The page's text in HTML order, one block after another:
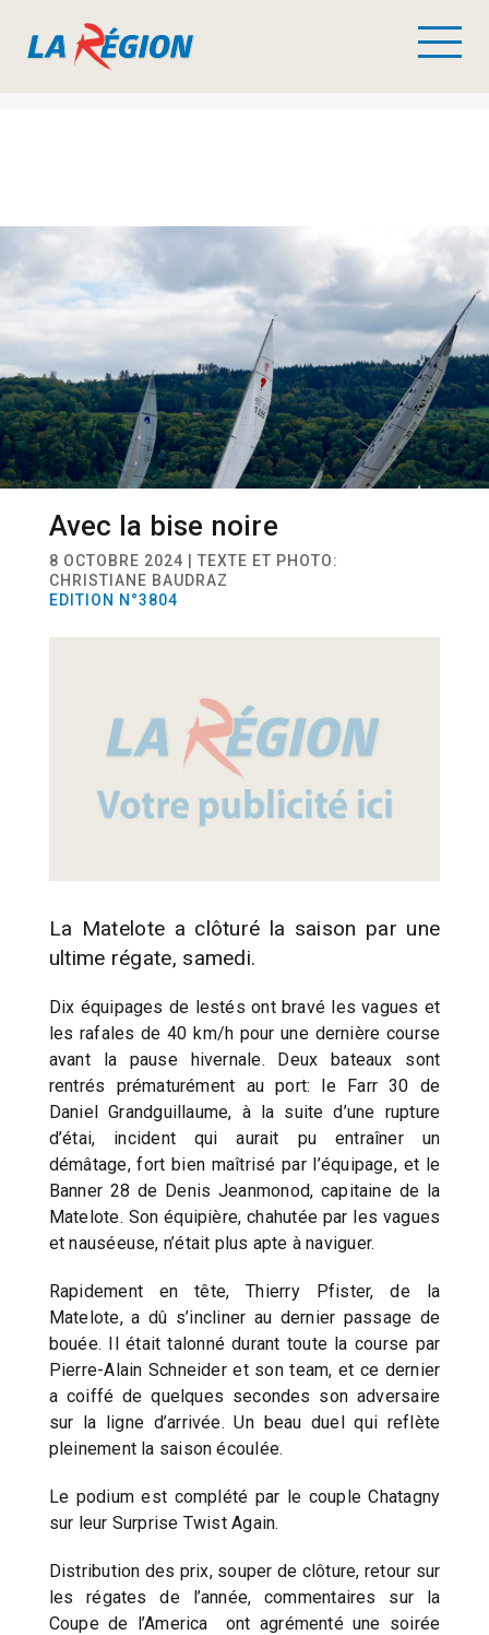
Avec la bise noire
8 OCTOBRE 2024 | TEXTE ET PHOTO:
CHRISTIANE BAUDRAZ
EDITION N°3804
La Matelote a clôturé la saison par une
ultime régate, samedi.
Dix équipages de lestés ont bravé les vagues et
les rafales de 40 km/h pour une dernière course
avant la pause hivernale. Deux bateaux sont
rentrés prématurément au port: le Farr 30 de
Daniel Grandguillaume, à la suite d’une rupture
d’étai, incident qui aurait pu entraîner un
démâtage, fort bien maîtrisé par l’équipage, et le
Banner 28 de Denis Jeanmonod, capitaine de la
Matelote. Son équipière, chahutée par les vagues
et nauséeuse, n’était plus apte à naviguer.
Rapidement en tête, Thierry Pfister, de la
Matelote, a dû s’incliner au dernier passage de
bouée. Il était talonné durant toute la course par
Pierre-Alain Schneider et son team, et ce dernier
a coiffé de quelques secondes son adversaire
sur la ligne d’arrivée. Un beau duel qui reflète
pleinement la saison écoulée.
Le podium est complété par le couple Chatagny
sur leur Surprise Twist Again.
Distribution des prix, souper de clôture, retour sur
les régates de l’année, commentaires sur la
Coupe de l’America ont agrémenté une soirée